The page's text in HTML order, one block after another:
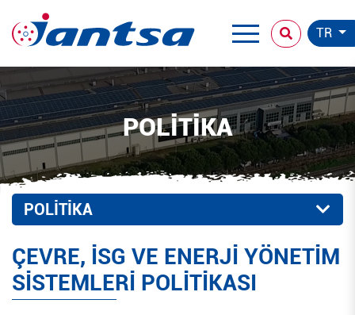
TR
POLITIKA
POLITIKA
ÇEVRE, İSG VE ENERJİ YÖNETİM
SİSTEMLERİ POLİTİKASI